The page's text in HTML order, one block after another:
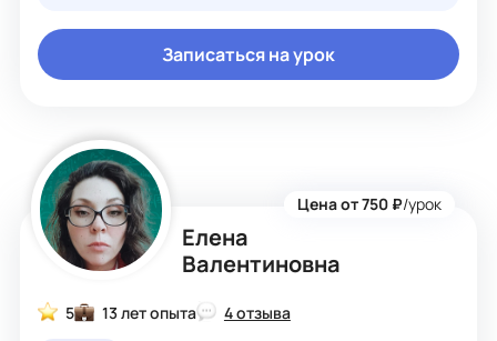
Записаться на урок
Елена
Валентиновна
Цена от 750 ₽/урок
5 13 лет опыта
4 отзыва